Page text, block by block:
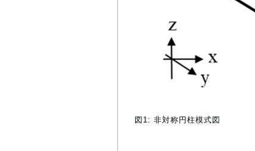
図1: 非対称円柱模式図